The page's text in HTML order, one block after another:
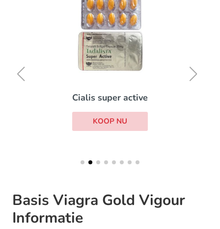
Cialis super active
KOOP NU
Basis Viagra Gold Vigour
Informatie